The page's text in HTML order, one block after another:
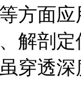
方面
解剖
穿透